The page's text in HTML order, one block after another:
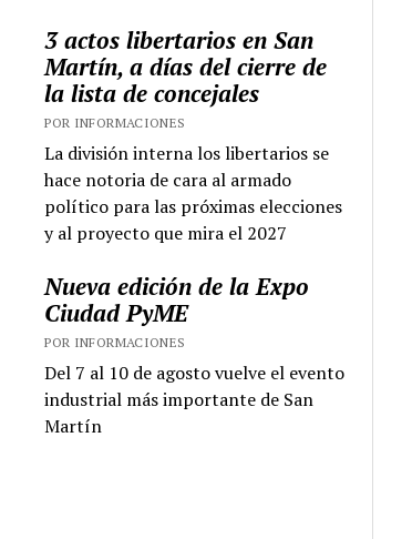
3 actos libertarios en San
Martín, a días del cierre de
la lista de concejales
POR INFORMACIONES
La división interna los libertarios se
hace notoria de cara al armado
político para las próximas elecciones
y al proyecto que mira el 2027
Nueva edición de la Expo
Ciudad PyME
POR INFORMACIONES
Del 7 al 10 de agosto vuelve el evento
industrial más importante de San
Martín